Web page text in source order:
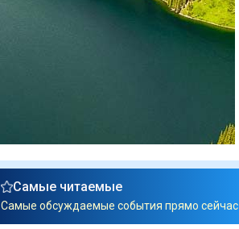
Самые читаемые
Самые обсуждаемые события прямо сейчас